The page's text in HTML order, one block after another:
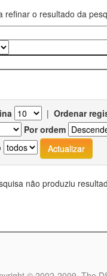
refinar o resultado da
| Ordenar
Por ordem
não produziu